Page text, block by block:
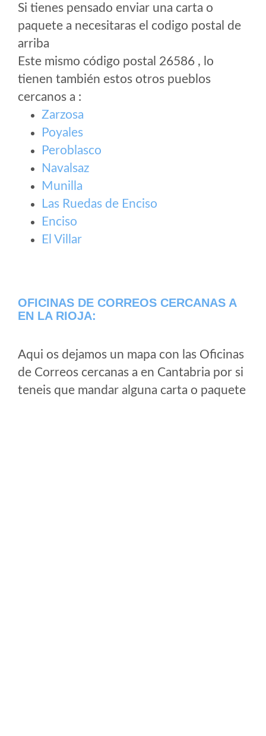
Si tienes pensado enviar una carta o
paquete a necesitaras el codigo postal de
arriba
Este mismo código postal 26586 , lo
tienen también estos otros pueblos
cercanos a :
Zarzosa
Poyales
Peroblasco
Navalsaz
Munilla
Las Ruedas de Enciso
Enciso
El Villar
OFICINAS DE CORREOS CERCANAS A
EN LA RIOJA:
Aqui os dejamos un mapa con las Oficinas
de Correos cercanas a en Cantabria por si
teneis que mandar alguna carta o paquete